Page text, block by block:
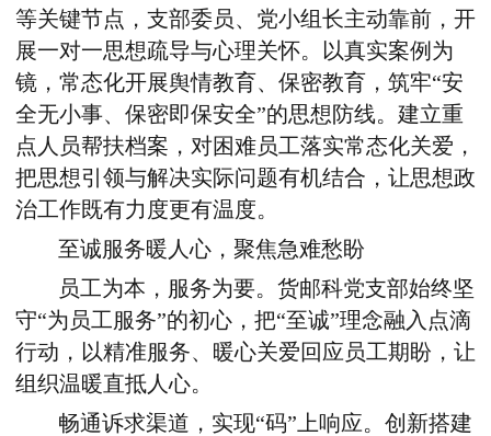
等关键节点，支部委员、党小组长主动靠前，开
展一对一思想疏导与心理关怀。以真实案例为
镜，常态化开展舆情教育、保密教育，筑牢“安
全无小事、保密即保安全”的思想防线。建立重
点人员帮扶档案，对困难员工落实常态化关爱，
把思想引领与解决实际问题有机结合，让思想政
治工作既有力度更有温度。
至诚服务暖人心，聚焦急难愁盼
员工为本，服务为要。货邮科党支部始终坚
守“为员工服务”的初心，把“至诚”理念融入点滴
行动，以精准服务、暖心关爱回应员工期盼，让
组织温暖直抵人心。
畅通诉求渠道，实现“码”上响应。创新搭建